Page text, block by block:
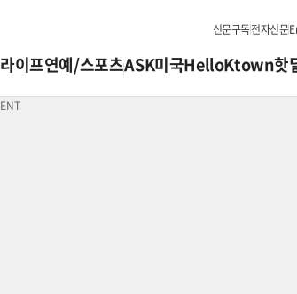
신문구독전자신문
라이프연예/스포츠ASK미국HelloKtown핫